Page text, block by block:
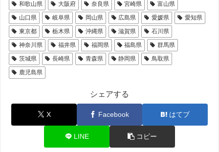
和歌山県
大阪府 奈良県 宮崎県
富山県
山口県
岐阜県 岡山県 広島県 愛媛県
愛知県
東京都
栃木県 沖縄県 滋賀県
石川県
神奈川県
福井県 福岡県 福島県
群馬県
茨城県
長崎県 青森県 静岡県
鳥取県
鹿児島県
シェアする
X Facebook はてブ
LINE コピー